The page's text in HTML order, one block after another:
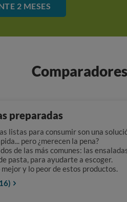
2 MESES
preparadas
listas para consumir son una
pero ¿merecen la pena?
de las más comunes: las
pasta, para ayudarte a escoger.
y lo peor de estos productos.